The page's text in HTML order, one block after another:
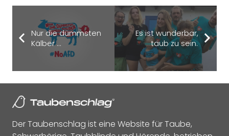
Nur die dümmsten
Kälber …
Es ist wunderbar,
taub zu sein.
Der Taubenschlag ist eine Website für Taube,